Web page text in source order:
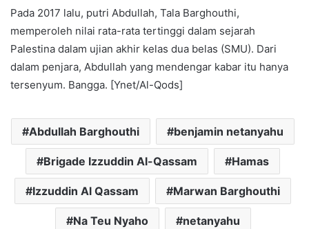
Pada 2017 lalu, putri Abdullah, Tala Barghouthi,
memperoleh nilai rata-rata tertinggi dalam sejarah
Palestina dalam ujian akhir kelas dua belas (SMU). Dari
dalam penjara, Abdullah yang mendengar kabar itu hanya
tersenyum. Bangga. [Ynet/Al-Qods]
Abdullah Barghouthi benjamin netanyahu
Brigade Izzuddin Al-Qassam Hamas
Izzuddin Al Qassam Marwan Barghouthi
Na Teu Nyaho netanyahu